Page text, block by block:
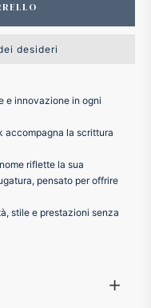
desideri
e innovazione in ogni
accompagna la scrittura
riflette la sua
pensato per offrire
stile e prestazioni senza